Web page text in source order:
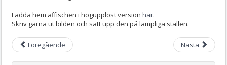
Ladda hem affischen i högupplöst version här.
Skriv gärna ut bilden och sätt upp den på lämpliga ställen.
Föregående Nästa